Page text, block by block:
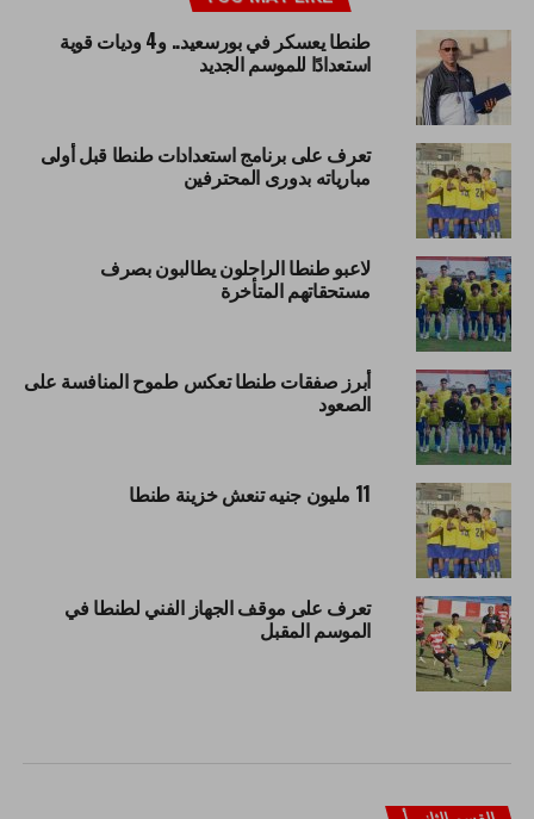
طنطا يعسكر في بورسعيد.. و4 وديات قوية
استعدادًا للموسم الجديد
تعرف على برنامج استعدادات طنطا قبل أولى
مبارياته بدورى المحترفين
لاعبو طنطا الراحلون يطالبون بصرف
مستحقاتهم المتأخرة
أبرز صفقات طنطا تعكس طموح المنافسة على
الصعود
11 مليون جنيه تنعش خزينة طنطا
تعرف على موقف الجهاز الفني لطنطا في
الموسم المقبل